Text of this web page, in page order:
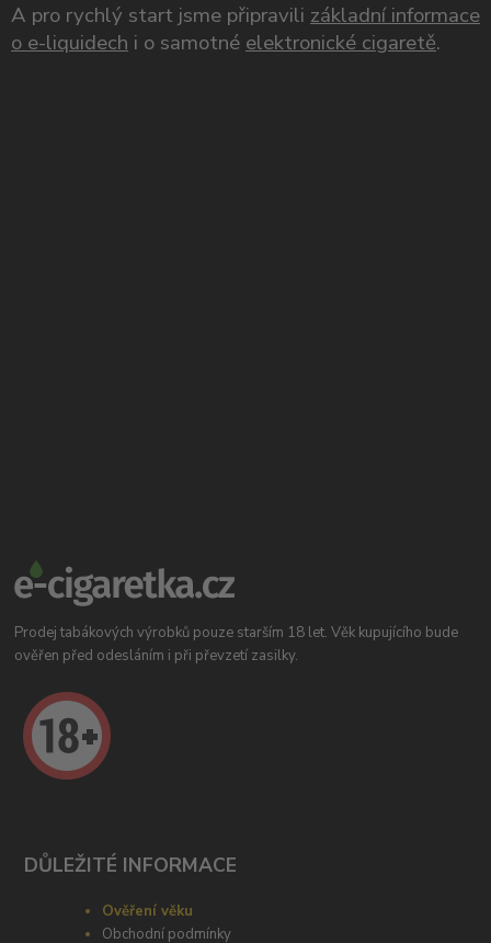
A pro rychlý start jsme připravili základní informace
o e-liquidech i o samotnéelektronické cigaretě.
Prodej tabákových výrobků pouze starším 18 let. Věk kupujícího bude
ověřen před odesláním i při převzetí zasilky.
DŮLEŽITÉ INFORMACE
Ověření věku
Obchodní podmínky